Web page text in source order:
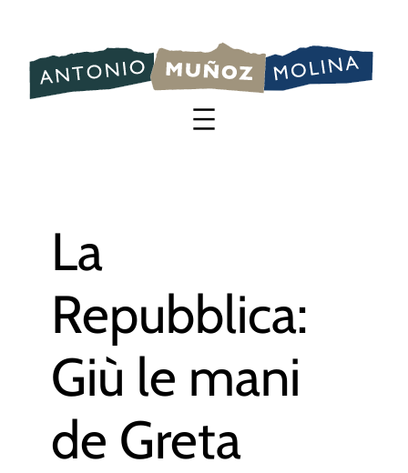
contenido
La
Repubblica:
Giù le mani
de Greta